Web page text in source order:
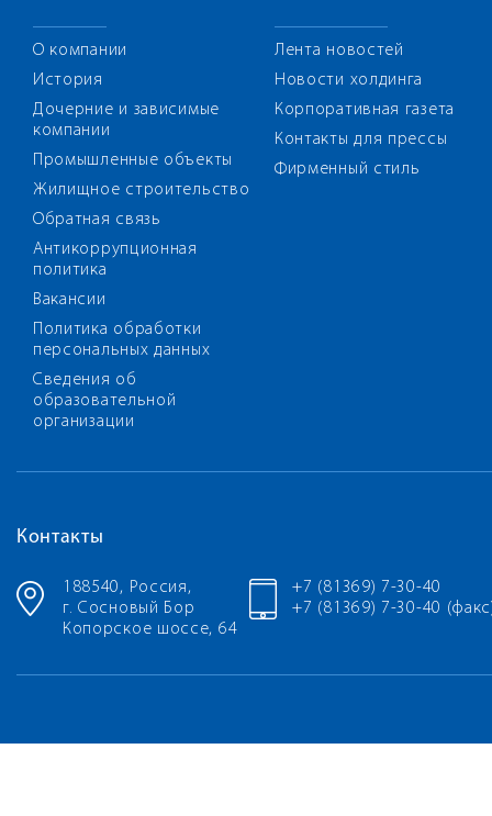
О компании
История
Дочерние и зависимые
компании
Промышленные объекты
Жилищное строительство
Обратная связь
Антикоррупционная
политика
Вакансии
Политика обработки
персональных данных
Сведения об
образовательной
организации
Лента новостей
Новости холдинга
Корпоративная газета
Контакты для прессы
Фирменный стиль
Контакты
188540, Россия,
г. Сосновый Бор
Копорское шоссе, 64
+7 (81369) 7-30-40
+7 (81369) 7-30-40